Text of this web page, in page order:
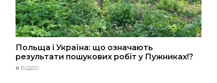
Польща і Україна: що означають
результати пошукових робіт у Пужниках!?
# ВІДЕО